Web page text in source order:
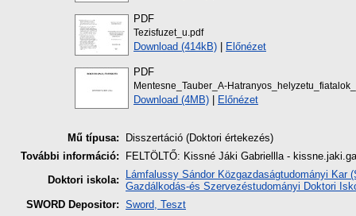
PDF
Tezisfuzet_u.pdf
Download (414kB) | Előnézet
PDF
Mentesne_Tauber_A-
Download (4MB) | Előnézet
Mű típusa:
Disszertáció (Doktori értekezés)
További információ:
FELTÖLTŐ: Kissné Jáki Gabriellla -
Doktori iskola:
Lámfalussy Sándor Közgazdaságtudományi Kar
Gazdálkodás-és Szervezéstudományi Doktori
SWORD Depositor: Sword, Teszt